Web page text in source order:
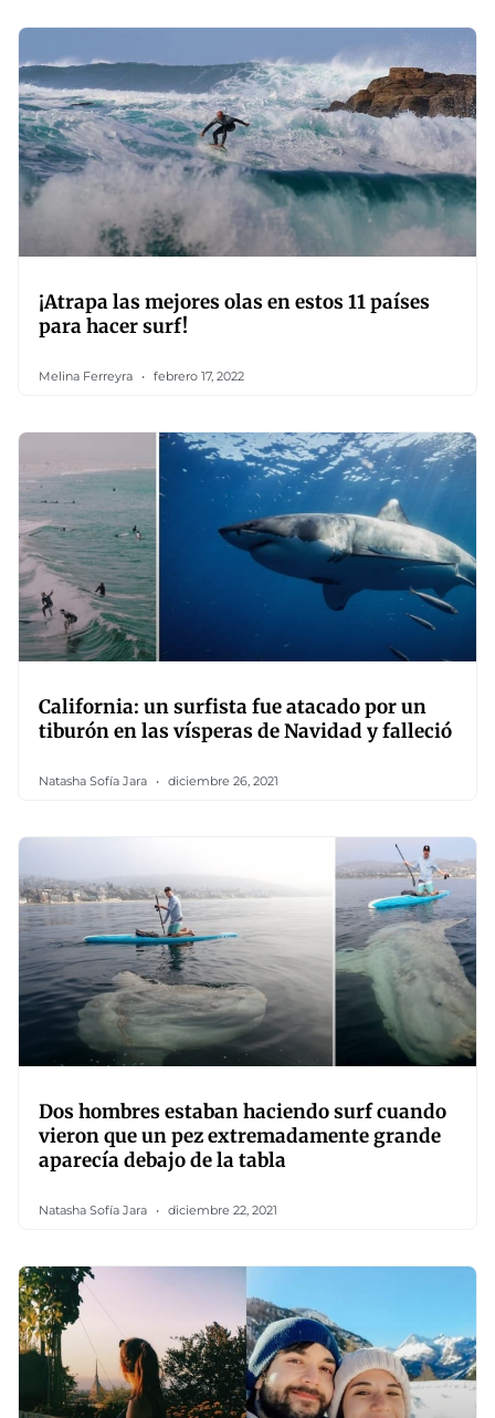
¡Atrapa las mejores olas en estos 11 países
para hacer surf!
Melina Ferreyra febrero 17, 2022
California: un surfista fue atacado por un
tiburón en las vísperas de Navidad y falleció
Natasha Sofía Jara diciembre 26, 2021
Dos hombres estaban haciendo surf cuando
vieron que un pez extremadamente grande
aparecía debajo de la tabla
Natasha Sofía Jara diciembre 22, 2021